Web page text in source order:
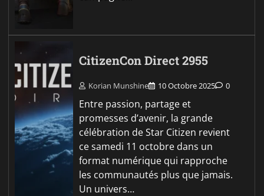
CitizenCon Direct 2955
Korian Munshine 10 Octobre 2025 0
Entre passion, partage et
promesses d’avenir, la grande
célébration de Star Citizen revient
ce samedi 11 octobre dans un
format numérique qui rapproche
les communautés plus que jamais.
Un univers…